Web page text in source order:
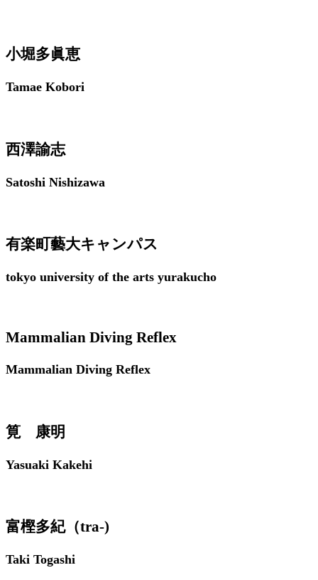
小堀多眞恵
Tamae Kobori
西澤諭志
Satoshi Nishizawa
有楽町藝大キャンパス
tokyo university of the arts yurakucho
Mammalian Diving Reflex
Mammalian Diving Reflex
筧 康明
Yasuaki Kakehi
富樫多紀（tra-)
Taki Togashi